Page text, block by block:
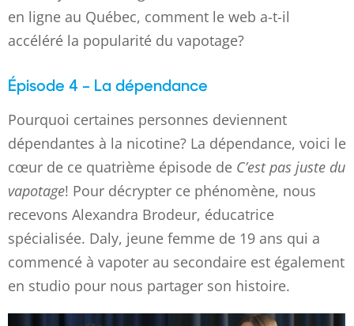
en ligne au Québec, comment le web a-t-il
accéléré la popularité du vapotage?
Épisode 4 – La dépendance
Pourquoi certaines personnes deviennent
dépendantes à la nicotine? La dépendance, voici le
cœur de ce quatrième épisode de C’est pas juste du
vapotage! Pour décrypter ce phénomène, nous
recevons Alexandra Brodeur, éducatrice
spécialisée. Daly, jeune femme de 19 ans qui a
commencé à vapoter au secondaire est également
en studio pour nous partager son histoire.